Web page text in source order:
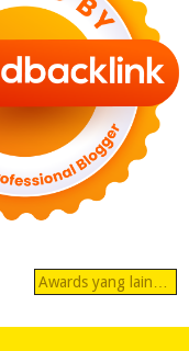
Awards yang lain…